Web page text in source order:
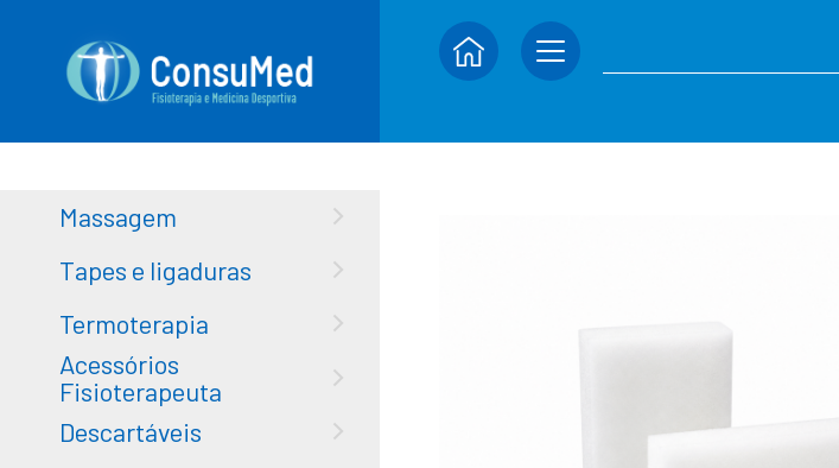
Massagem
Tapes e ligaduras
Termoterapia
Acessórios
Fisioterapeuta
Descartáveis